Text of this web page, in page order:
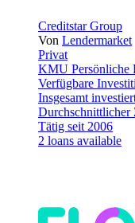
Creditstar Group
Von Lendermarket
Privat
KMU Persönliche
Verfügbare
Insgesamt
Durchschnittlicher
Tätig seit 2006
2 loans available